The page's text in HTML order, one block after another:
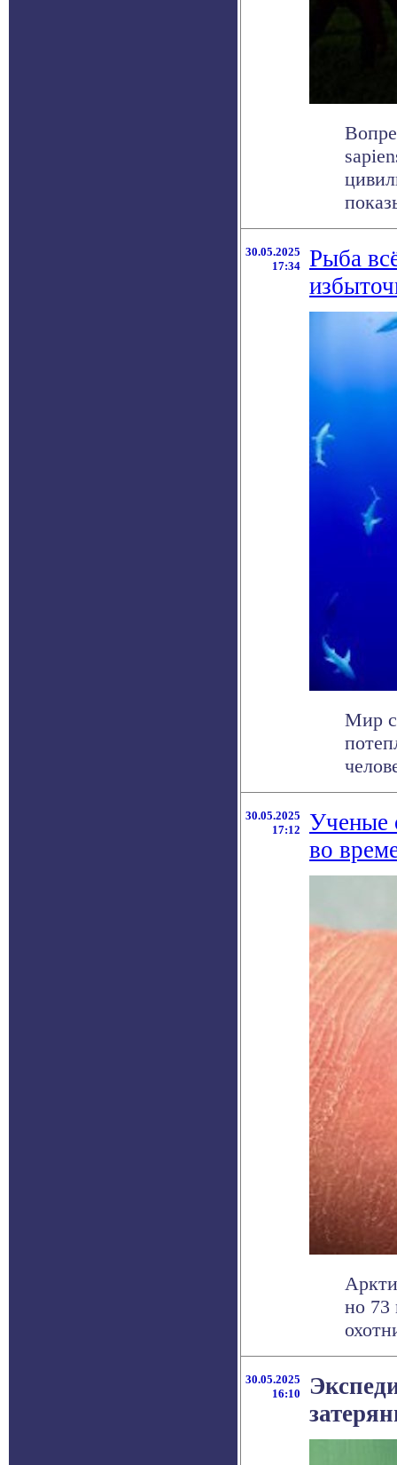
30.05.2025
17:34
Рыба
Мир
30.05.2025
17:12
Ученые
во
но 73
30.05.2025
16:10